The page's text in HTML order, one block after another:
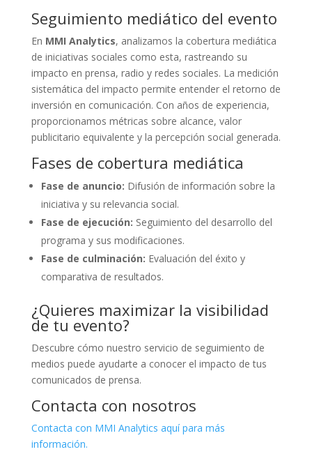
Seguimiento mediático del evento
En MMI Analytics, analizamos la cobertura mediática
de iniciativas sociales como esta, rastreando su
impacto en prensa, radio y redes sociales. La medición
sistemática del impacto permite entender el retorno de
inversión en comunicación. Con años de experiencia,
proporcionamos métricas sobre alcance, valor
publicitario equivalente y la percepción social generada.
Fases de cobertura mediática
Fase de anuncio: Difusión de información sobre la
iniciativa y su relevancia social.
Fase de ejecución: Seguimiento del desarrollo del
programa y sus modificaciones.
Fase de culminación: Evaluación del éxito y
comparativa de resultados.
¿Quieres maximizar la visibilidad
de tu evento?
Descubre cómo nuestro servicio de seguimiento de
medios puede ayudarte a conocer el impacto de tus
comunicados de prensa.
Contacta con nosotros
Contacta con MMI Analytics aquí para más
información.